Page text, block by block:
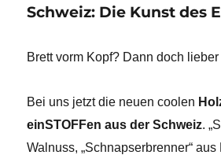
Schweiz: Die Kunst des
Brett vorm Kopf? Dann doch
Bei uns jetzt die neuen coolen
einSTOFFen aus der Schweiz.
Walnuss, „Schnapserbrenner“ aus